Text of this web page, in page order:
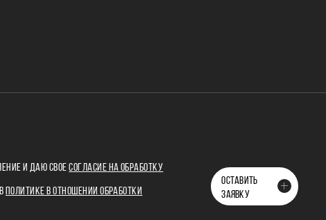
И ДАЮ СВОЕСОГЛАСИЕ НА ОБРАБОТКУ
ПОЛИТИКЕ В ОТНОШЕНИИ ОБРАБОТКИ
ОСТАВИТЬ
ЗАЯВКУ